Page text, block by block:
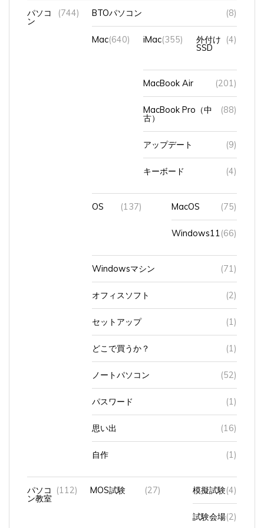
パソコ
ン
(744) BTOパソコン (8)
Mac (640) iMac (355) 外付け
SSD
(4)
MacBook Air (201)
MacBook Pro（中
古）
(88)
アップデート (9)
キーボード (4)
OS (137) MacOS (75)
Windows11 (66)
Windowsマシン (71)
(2)
セットアップ (1)
どこで買うか？ (1)
ノートパソコン (52)
パスワード (1)
思い出 (16)
自作 (1)
パソコ
ン教室
(112) MOS試験 (27) 模擬試験 (4)
試験会場 (2)